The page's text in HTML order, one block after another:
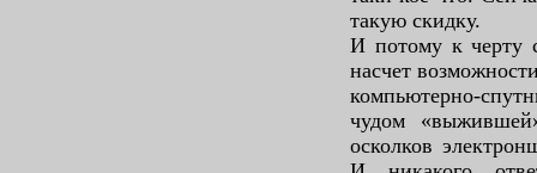
такую скидку.
И потому к черту
насчет
компьютерно-
чудом
осколков